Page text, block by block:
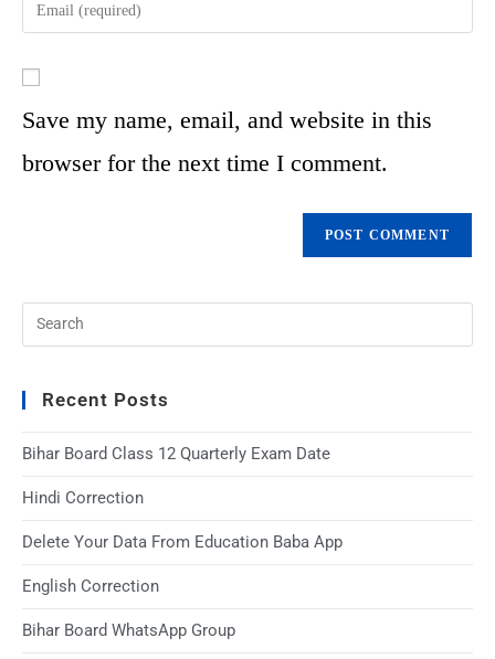
Save my name, email, and website in this
browser for the next time I comment.
Recent Posts
Bihar Board Class 12 Quarterly Exam Date
Hindi Correction
Delete Your Data From Education Baba App
English Correction
Bihar Board WhatsApp Group